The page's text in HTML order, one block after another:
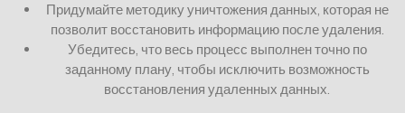
Придумайте методику уничтожения данных, которая не
позволит восстановить информацию после удаления.
Убедитесь, что весь процесс выполнен точно по
заданному плану, чтобы исключить возможность
восстановления удаленных данных.